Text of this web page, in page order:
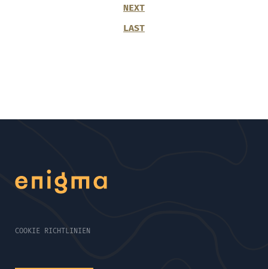
NEXT
LAST
COOKIE RICHTLINIEN